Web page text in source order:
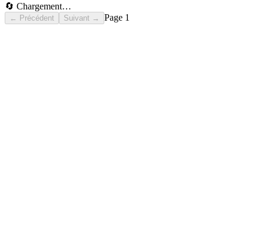
🔄 Chargement…
← Précédent Suivant → Page 1